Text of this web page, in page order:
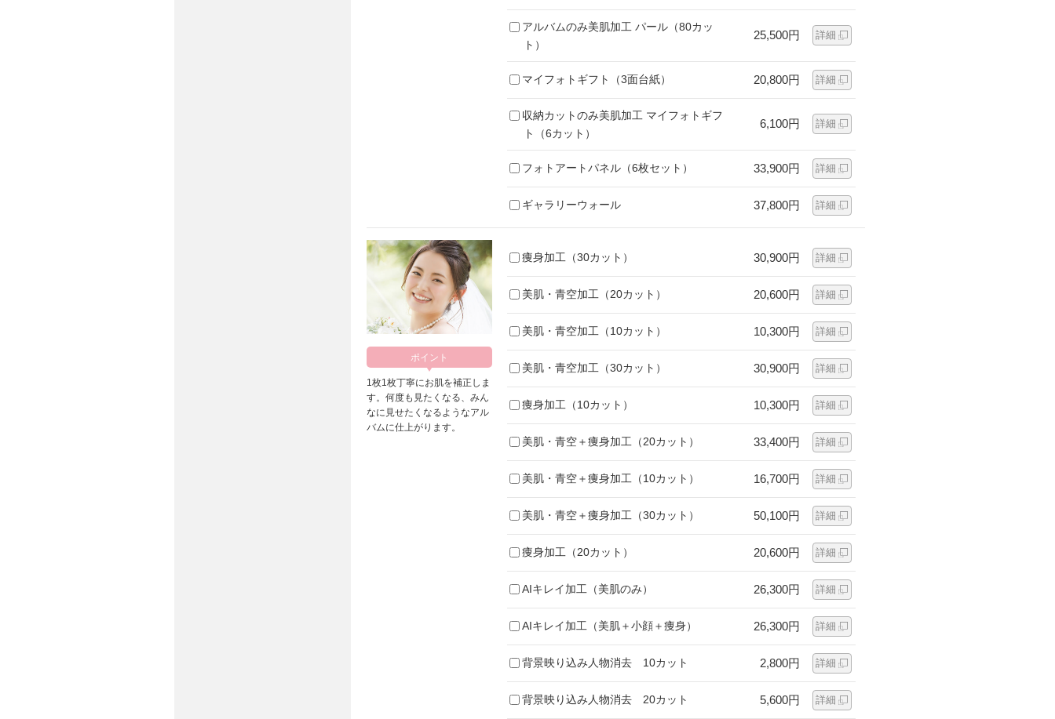
アルバムのみ美肌加工 パール（80カッ
ト）
25,500円 詳細
マイフォトギフト（3面台紙） 20,800円 詳細
収納カットのみ美肌加工 マイフォトギフ
ト（6カット）
6,100円 詳細
フォトアートパネル（6枚セット） 33,900円 詳細
ギャラリーウォール 37,800円 詳細
1枚1枚丁寧にお肌を補正しま
す。何度も見たくなる、みん
なに見せたくなるようなアル
バムに仕上がります。
痩身加工（30カット） 30,900円 詳細
美肌・青空加工（20カット） 20,600円 詳細
美肌・青空加工（10カット） 10,300円 詳細
美肌・青空加工（30カット） 30,900円 詳細
痩身加工（10カット） 10,300円 詳細
美肌・青空＋痩身加工（20カット） 33,400円 詳細
美肌・青空＋痩身加工（10カット） 16,700円 詳細
美肌・青空＋痩身加工（30カット） 50,100円 詳細
痩身加工（20カット） 20,600円 詳細
AIキレイ加工（美肌のみ） 26,300円 詳細
AIキレイ加工（美肌＋小顔＋痩身） 26,300円 詳細
背景映り込み人物消去 10カット 2,800円 詳細
背景映り込み人物消去 20カット 5,600円 詳細